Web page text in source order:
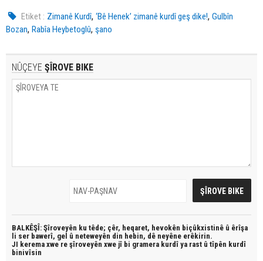
Etiket : Zimanê Kurdî,‘Bê Henek’ zimanê kurdî geş dike!,Gulbîn
Bozan, Rabîa Heybetoglû, şano
NÛÇEYE ŞÎROVE BIKE
BALKÊŞÎ: Şîroveyên ku têde; çêr, heqaret, hevokên biçûkxistinê û êrîşa
li ser bawerî, gel û neteweyên din hebin, dê neyêne erêkirin.
JI kerema xwe re şîroveyên xwe jî bi gramera kurdî ya rast û tîpên kurdî
binivîsin